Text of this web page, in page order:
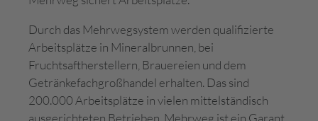
Durch das Mehrwegsystem werden qualifizierte
Arbeitsplätze in Mineralbrunnen, bei
Fruchtsaftherstellern, Brauereien und dem
Getränkefachgroßhandel erhalten. Das sind
200.000 Arbeitsplätze in vielen mittelständisch